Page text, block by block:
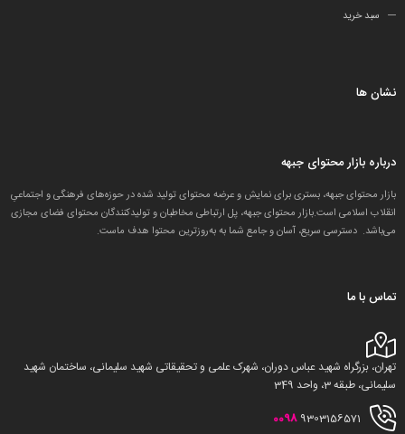
سبد خرید
نشان ها
درباره بازار محتوای جبهه
بازار محتوای جبهه، بستری برای نمایش و عرضه محتوای تولید شده در حوزه‌های فرهنگی و اجتماعیِ
انقلاب اسلامی است.بازار محتوای جبهه، پل ارتباطی مخاطبان و تولید‌کنندگان محتوای فضای مجازی
می‌باشد. دسترسی سریع، آسان و جامع شما به به‌روزترین محتوا هدف ماست.
تماس با ما
تهران، بزرگراه شهید عباس دوران، شهرک علمی و تحقیقاتی شهید سلیمانی، ساختمان شهید
سلیمانی، طبقه 3، واحد 349
0098 9303156571